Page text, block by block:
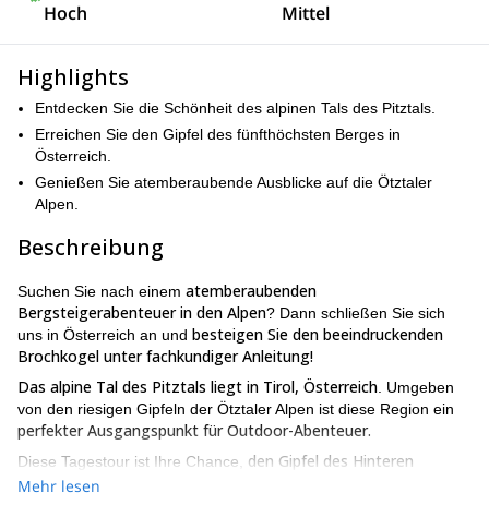
Hoch Mittel
Highlights
Entdecken Sie die Schönheit des alpinen Tals des Pitztals.
Erreichen Sie den Gipfel des fünfthöchsten Berges in
Österreich.
Genießen Sie atemberaubende Ausblicke auf die Ötztaler
Alpen.
Beschreibung
Suchen Sie nach einem atemberaubenden
Bergsteigerabenteuer in den Alpen? Dann schließen Sie sich
uns in Österreich an und besteigen Sie den beeindruckenden
Brochkogel unter fachkundiger Anleitung!
Das alpine Tal des Pitztals liegt in Tirol, Österreich . Umgeben
von den riesigen Gipfeln der Ötztaler Alpen ist diese Region ein
perfekter Ausgangspunkt für Outdoor-Abenteuer.
Diese Tagestour ist Ihre Chance, den Gipfel des Hinteren
Brochkogel (3.635m), des fünfthöchsten Berges in Österreich,
Mehr lesen